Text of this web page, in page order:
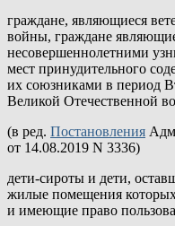
граждане, являющиеся
войны, граждане
несовершеннолетними
мест принудительного
их союзниками в период
Великой Отечественной
(в ред. Постановления
от 14.08.2019 N 3336)
дети-сироты и дети,
жилые помещения
и имеющие право